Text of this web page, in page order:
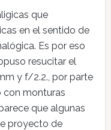
que
en el sentido de
Es por eso
resucitar el
y f/2.2., por parte
con monturas
que algunas
proyecto de